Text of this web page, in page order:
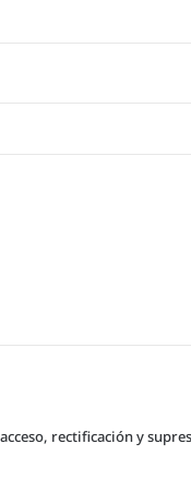
rectificación y